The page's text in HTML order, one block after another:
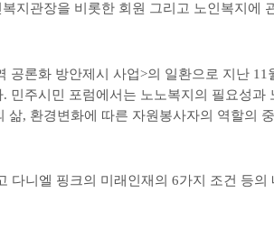
지관장을 비롯한 회원 그리고 노인복지에
공론화 방안제시 사업>의 일환으로 지난 11
. 민주시민 포럼에서는 노노복지의 필요성
삶, 환경변화에 따른 자원봉사자의 역할의
다니엘 핑크의 미래인재의 6가지 조건 등의